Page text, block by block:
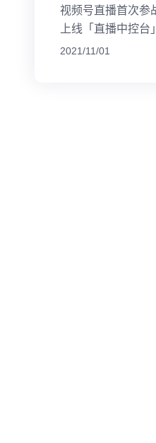
视频号直播首次参
上线「直播中控台
2021/11/01